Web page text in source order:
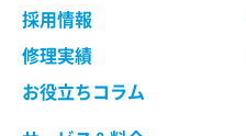
だくために、氏名、住
どの登録情報、利用さ
た商品、およびそれら
を表示する目的
第４条 修理の手続き
本規約に基づき当社が行
当社ホームページでご確
依頼品をお預かりする前
頼品に取り付けられた
採用情報
修理実績
お役立ちコラム